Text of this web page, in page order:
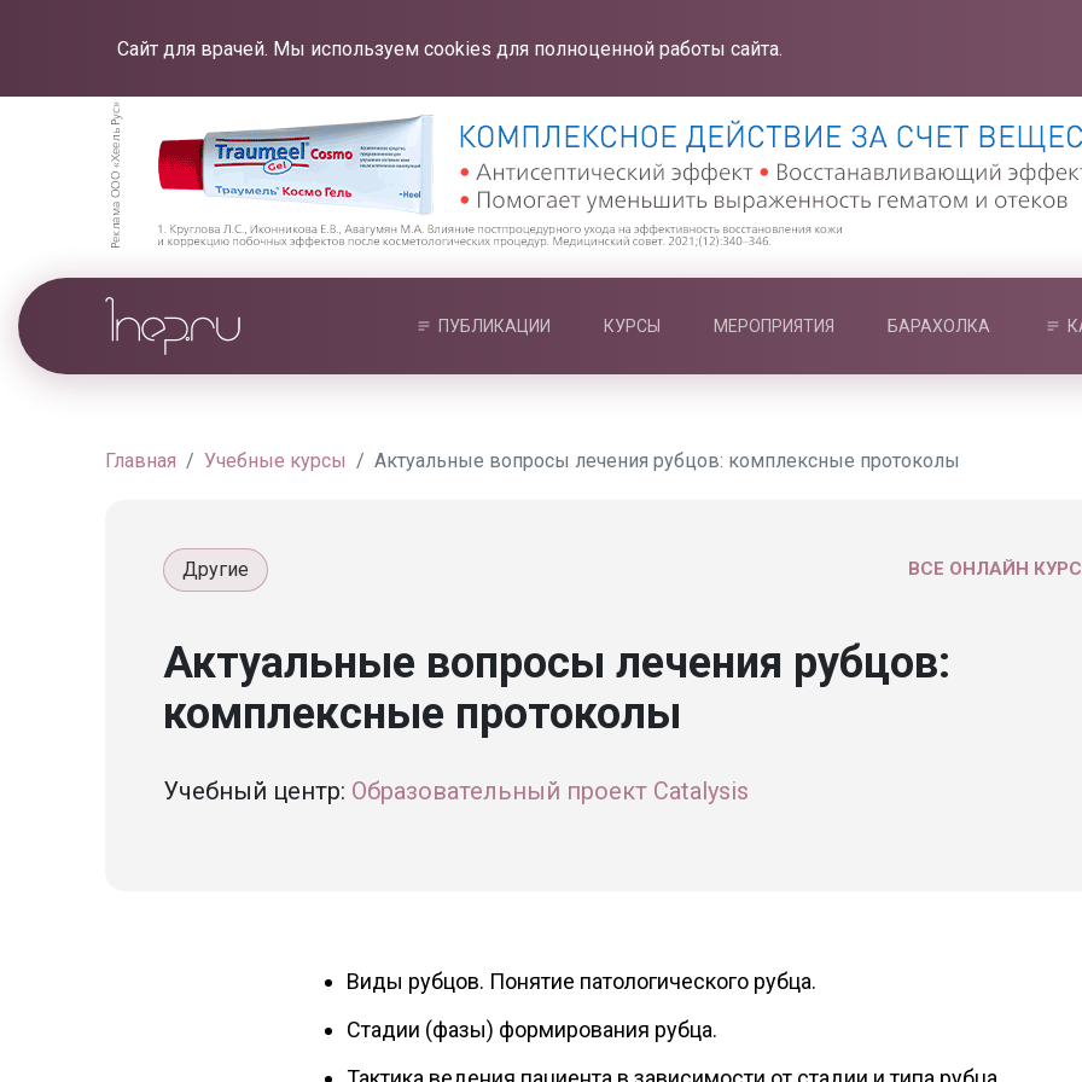
Сайт для врачей. Мы используем cookies для полноценной работы сайта.
ПУБЛИКАЦИИ КУРСЫ МЕРОПРИЯТИЯ БАРАХОЛКА
Главная Учебные курсы Актуальные вопросы лечения рубцов: комплексные протоколы
ВСЕ ОНЛАЙН
Другие
Актуальные вопросы лечения рубцов:
комплексные протоколы
Учебный центр: Образовательный проект Catalysis
Виды рубцов. Понятие патологического рубца.
Стадии (фазы) формирования рубца.